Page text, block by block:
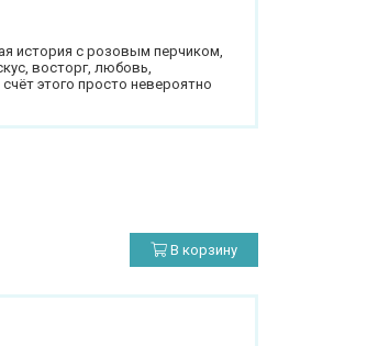
история с розовым перчиком,
восторг, любовь,
этого просто невероятно
В корзину